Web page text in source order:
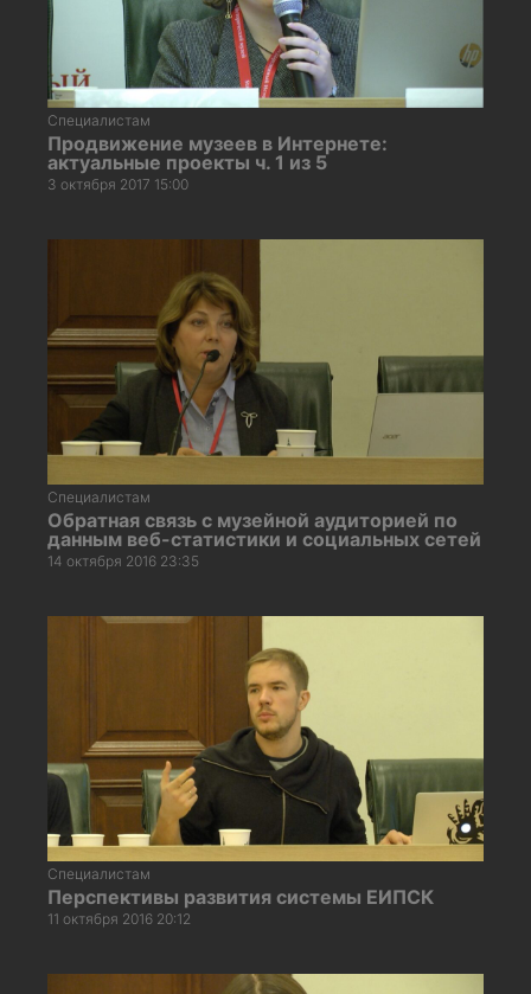
Специалистам
Продвижение музеев в Интернете:
актуальные проекты ч. 1 из 5
3 октября 2017 15:00
Специалистам
Обратная связь с музейной аудиторией по
данным веб-статистики и социальных сетей
14 октября 2016 23:35
Специалистам
Перспективы развития системы ЕИПСК
11 октября 2016 20:12